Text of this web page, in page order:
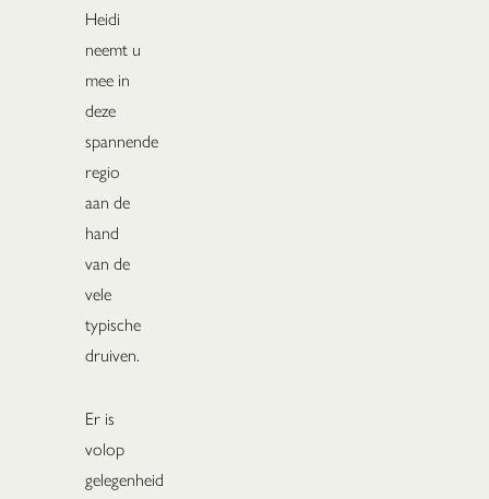
Heidi
neemt u
mee in
deze
spannende
regio
aan de
hand
van de
vele
typische
druiven.
Er is
volop
gelegenheid